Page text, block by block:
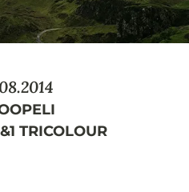
&1 TRICOLOUR